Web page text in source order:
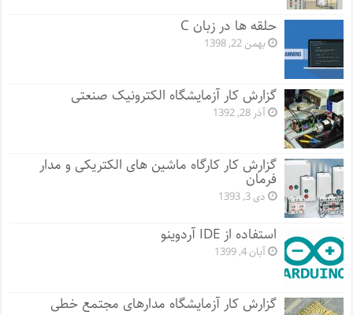
حلقه ها در زبان C
بهمن 22, 1398
گزارش کار آزمایشگاه الکترونیک صنعتی
آذر 28, 1392
گزارش کار کارگاه ماشین های الکتریکی و مدار
فرمان
دی 3, 1393
استفاده از IDE آردوینو
آبان 4, 1399
گزارش کار آزمایشگاه مدارهای مجتمع خطی